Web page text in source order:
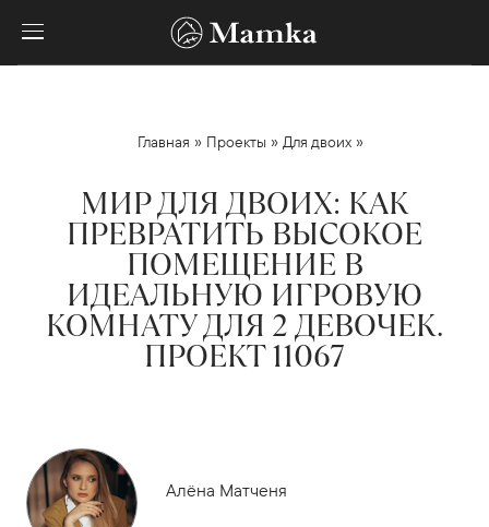
Главная » Проекты » Для двоих»
МИР ДЛЯ ДВОИХ: КАК
ПРЕВРАТИТЬ ВЫСОКОЕ
ПОМЕЩЕНИЕ В
ИДЕАЛЬНУЮ ИГРОВУЮ
КОМНАТУ ДЛЯ 2 ДЕВОЧЕК.
ПРОЕКТ 11067
Алёна Матченя